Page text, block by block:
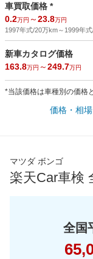
車買取価格 *
0.2万円 ～23.8万円
1997年式/20万km～ 1999年
新車カタログ価格
163.8万円 ～249.7万円
*当該価格は車種別の価格
価格・相
マツダ ボンゴ
楽天Car車検
全国